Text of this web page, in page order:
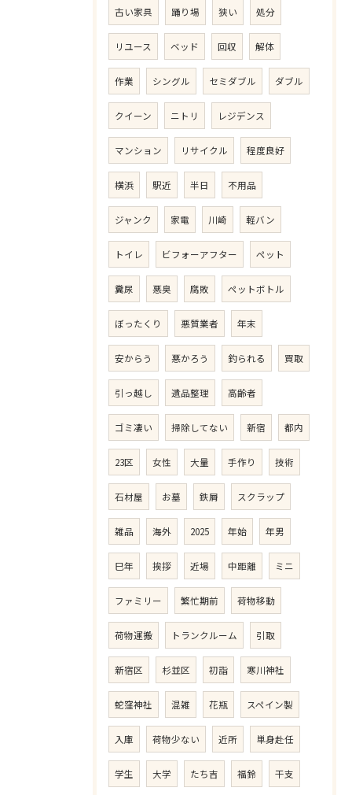
古い家具 踊り場 狭い 処分
リユース ベッド 回収 解体
作業 シングル セミダブル ダブル
クイーン ニトリ レジデンス
マンション リサイクル 程度良好
横浜 駅近 半日 不用品
ジャンク 家電 川崎 軽バン
トイレ ビフォーアフター ペット
糞尿 悪臭 腐敗 ペットボトル
ぼったくり 悪質業者 年末
安からう 悪かろう 釣られる 買取
引っ越し 遺品整理 高齢者
ゴミ凄い 掃除してない 新宿 都内
23区 女性 大量 手作り 技術
石材屋 お墓 鉄屑 スクラップ
雑品 海外 2025 年始 年男
巳年 挨拶 近場 中距離 ミニ
ファミリー 繁忙期前 荷物移動
荷物運搬 トランクルーム 引取
新宿区 杉並区 初詣 寒川神社
蛇窪神社 混雑 花瓶 スペイン製
入庫 荷物少ない 近所 単身赴任
学生 大学 たち吉 福鈴 干支